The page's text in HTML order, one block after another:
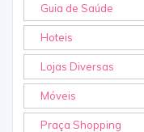
Guia de Saúde
Hoteis
Lojas Diversas
Móveis
Praça Shopping